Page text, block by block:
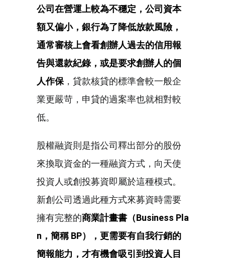
公司在營運上較為不穩定，公司資本
額又偏小，銀行為了降低放款風險，
通常審核上會看創辦人過去的信用報
告與還款紀錄，或是要求創辦人的個
人作保，貸款核貸的標準會較一般企
業更嚴苛，申貸的過案率也就相對較
低。
股權融資則是指公司釋出部分的股份
來換取資金的一種融資方式，向天使
投資人或創投募資即屬於這種模式。
新創公司透過此種方式來募資時需要
擁有完整的商業計畫書（Business Pla
n，簡稱 BP）
，更需要有自我行銷的
簡報能力，才有機會吸引到投資人目